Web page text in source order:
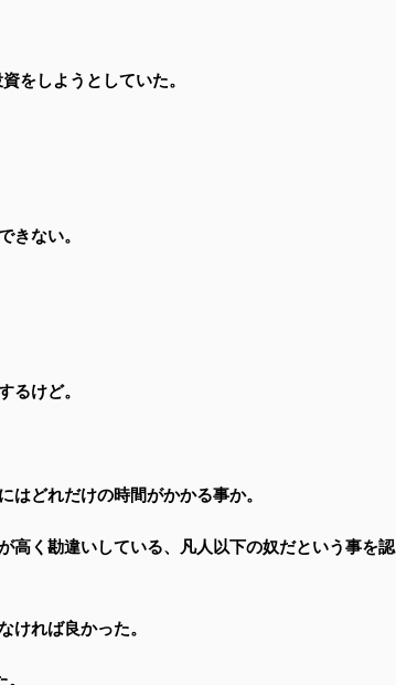
をしようとしていた。
きない。
るけど。
はどれだけの時間がかかる事か。
高く勘違いしている、凡人以下の奴だという事を認
ければ良かった。